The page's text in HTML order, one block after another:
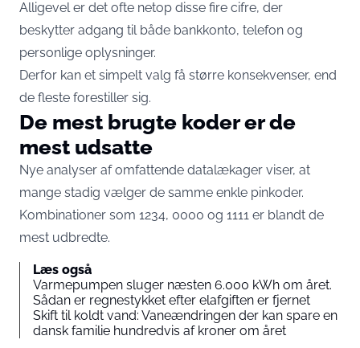
Alligevel er det ofte netop disse fire cifre, der
beskytter adgang til både bankkonto, telefon og
personlige oplysninger.
Derfor kan et simpelt valg få større konsekvenser, end
de fleste forestiller sig.
De mest brugte koder er de
mest udsatte
Nye analyser af omfattende datalækager viser, at
mange stadig vælger de samme enkle pinkoder.
Kombinationer som 1234, 0000 og 1111 er blandt de
mest udbredte.
Læs også
Varmepumpen sluger næsten 6.000 kWh om året.
Sådan er regnestykket efter elafgiften er fjernet
Skift til koldt vand: Vaneændringen der kan spare en
dansk familie hundredvis af kroner om året